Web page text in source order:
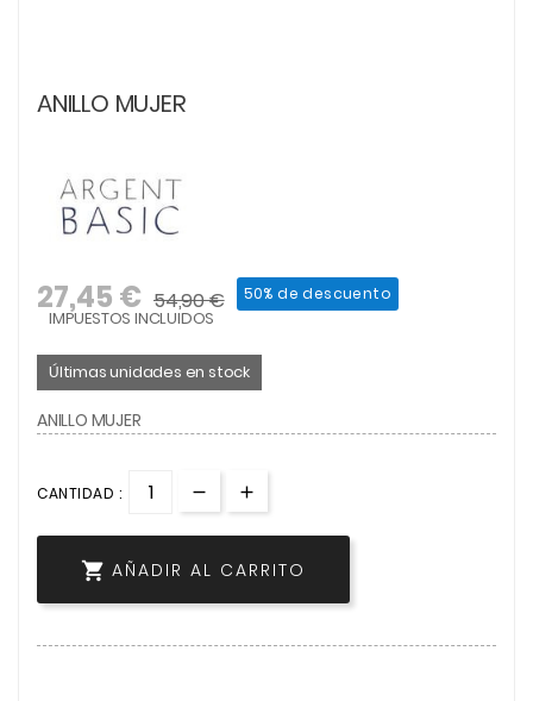
ANILLO MUJER
27,45 € 54,90 € 50% de descuento
IMPUESTOS INCLUIDOS
Últimas unidades en stock
ANILLO MUJER
CANTIDAD :
 AÑADIR AL CARRITO